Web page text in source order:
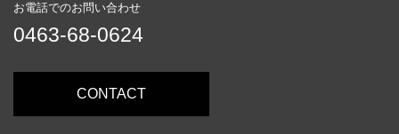
お電話でのお問い合わせ
0463-68-0624
CONTACT